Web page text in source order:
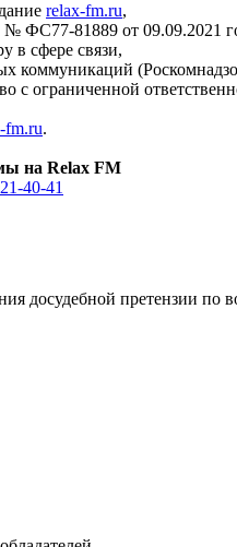
relax-fm.ru,
ФС77-81889 от 09.09.2021
в сфере связи,
коммуникаций
с ограниченной
fm.ru.
на Relax FM
40-41
досудебной претензии